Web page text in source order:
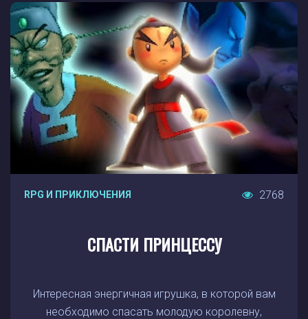
RPG И ПРИКЛЮЧЕНИЯ 2768
СПАСТИ ПРИНЦЕССУ
Интересная энергичная игрушка, в которой вам
необходимо спасать молодую королевну,